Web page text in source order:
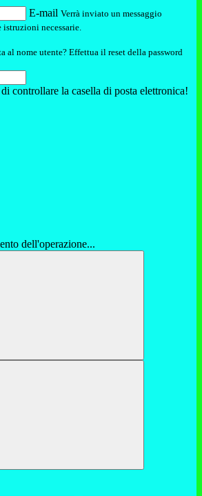
E-mail Verrà inviato un messaggio
necessarie.
al nome utente? Effettua il reset della password
controllare la casella di posta elettronica!
dell'operazione...